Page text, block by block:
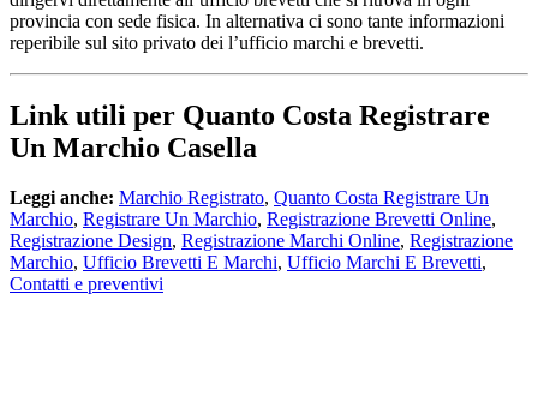
Link utili per Quanto Costa Registrare
Un Marchio Casella
Leggi anche: Marchio Registrato, Quanto Costa Registrare Un
Marchio, Registrare Un Marchio, Registrazione Brevetti Online,
Registrazione Design, Registrazione Marchi Online, Registrazione
Marchio, Ufficio Brevetti E Marchi, Ufficio Marchi E Brevetti,
Contatti e preventivi